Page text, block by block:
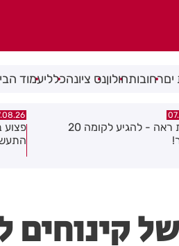
רחובותחולוןנס ציונהכלליעמוד
רכב בכניסה לאזור
בחולון
באוויר